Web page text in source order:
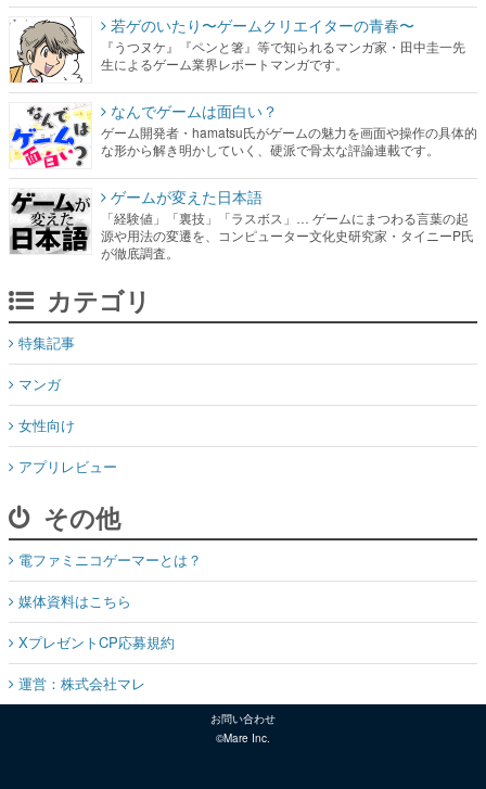
若ゲのいたり〜ゲームクリエイターの青春〜
『うつヌケ』『ペンと箸』等で知られるマンガ家・田中圭一先
生によるゲーム業界レポートマンガです。
なんでゲームは面白い？
ゲーム開発者・hamatsu氏がゲームの魅力を画面や操作の具体的
な形から解き明かしていく、硬派で骨太な評論連載です。
ゲームが変えた日本語
「経験値」「裏技」「ラスボス」… ゲームにまつわる言葉の起
源や用法の変遷を、コンピューター文化史研究家・タイニーP氏
が徹底調査。
カテゴリ
特集記事
マンガ
女性向け
アプリレビュー
その他
電ファミニコゲーマーとは？
媒体資料はこちら
XプレゼントCP応募規約
運営：株式会社マレ
お問い合わせ
©Mare Inc.